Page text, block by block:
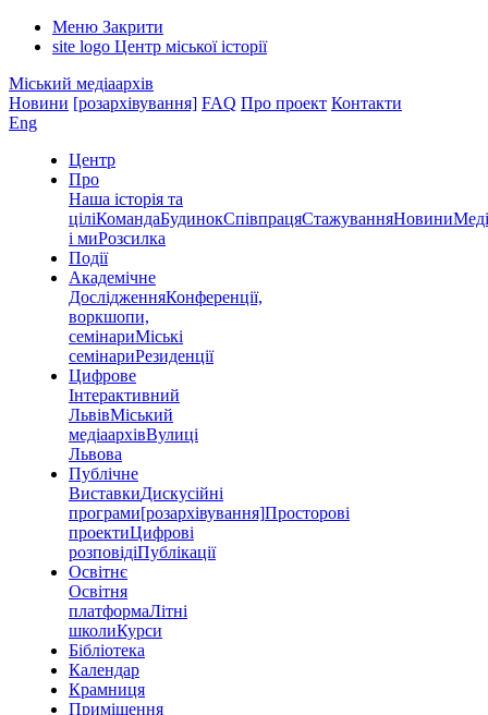
Меню Закрити
site logo Центр міської історії
Міський медіаархів
Новини [розархівування] FAQ Про проект Контакти
Eng
Центр
Про
Наша історія та
ціліКомандаБудинокСпівпрацяСтажуванняНовини
і миРозсилка
Події
Академічне
ДослідженняКонференції,
воркшопи,
семінариМіські
семінариРезиденції
Цифрове
Інтерактивний
ЛьвівМіський
медіаархівВулиці
Львова
Публічне
ВиставкиДискусійні
програми[розархівування]Просторові
проектиЦифрові
розповідіПублікації
Освітнє
Освітня
платформаЛітні
школиКурси
Бібліотека
Календар
Крамниця
Приміщення